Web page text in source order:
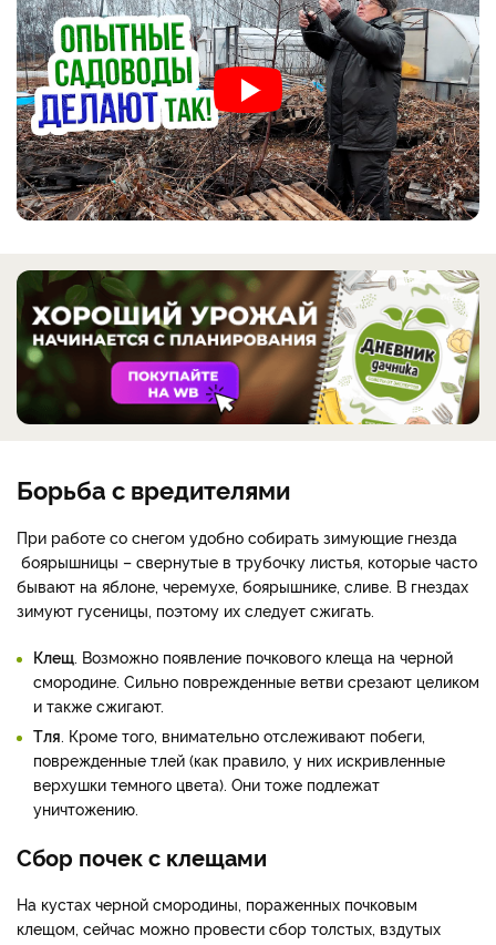
Борьба с вредителями
При работе со снегом удобно собирать зимующие гнезда
боярышницы – свернутые в трубочку листья, которые часто
бывают на яблоне, черемухе, боярышнике, сливе. В гнездах
зимуют гусеницы, поэтому их следует сжигать.
Клещ. Возможно появление почкового клеща на черной
смородине. Сильно поврежденные ветви срезают целиком
и также сжигают.
Тля. Кроме того, внимательно отслеживают побеги,
поврежденные тлей (как правило, у них искривленные
верхушки темного цвета). Они тоже подлежат
уничтожению.
Сбор почек с клещами
На кустах черной смородины, пораженных почковым
клещом, сейчас можно провести сбор толстых, вздутых